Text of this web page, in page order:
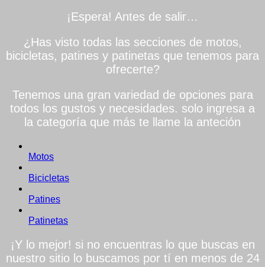
¡Espera! Antes de salir…
¿Has visto todas las secciones de motos,
bicicletas, patines y patinetas que tenemos para
ofrecerte?
Tenemos una gran variedad de opciones para
todos los gustos y necesidades. solo ingresa a
la categoría que más te llame la anteción
Motos
Bicicletas
Patines
Patinetas
¡Y lo mejor! si no encuentras lo que buscas en
nuestro sitio lo buscamos por tí en menos de 24